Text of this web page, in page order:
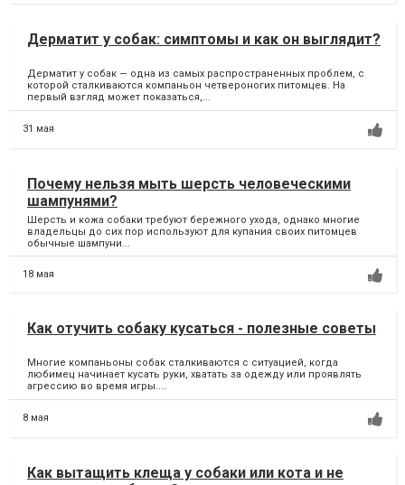
Дерматит у собак: симптомы и как он выглядит?
Дерматит у собак — одна из самых распространенных проблем, с
которой сталкиваются компаньон четвероногих питомцев. На
первый взгляд может показаться,...
31 мая
Почему нельзя мыть шерсть человеческими
шампунями?
Шерсть и кожа собаки требуют бережного ухода, однако многие
владельцы до сих пор используют для купания своих питомцев
обычные шампуни...
18 мая
Как отучить собаку кусаться - полезные советы
Многие компаньоны собак сталкиваются с ситуацией, когда
любимец начинает кусать руки, хватать за одежду или проявлять
агрессию во время игры....
8 мая
Как вытащить клеща у собаки или кота и не